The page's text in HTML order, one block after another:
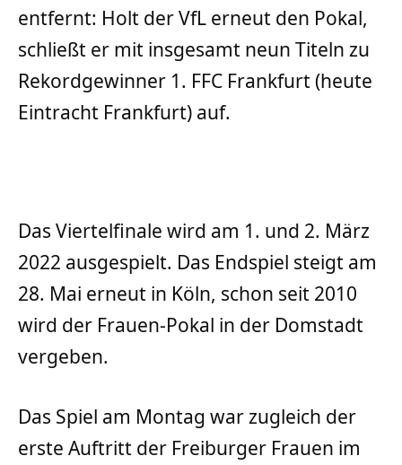
entfernt: Holt der VfL erneut den Pokal,
schließt er mit insgesamt neun Titeln zu
Rekordgewinner 1. FFC Frankfurt (heute
Eintracht Frankfurt) auf.
Das Viertelfinale wird am 1. und 2. März
2022 ausgespielt. Das Endspiel steigt am
28. Mai erneut in Köln, schon seit 2010
wird der Frauen-Pokal in der Domstadt
vergeben.
Das Spiel am Montag war zugleich der
erste Auftritt der Freiburger Frauen im